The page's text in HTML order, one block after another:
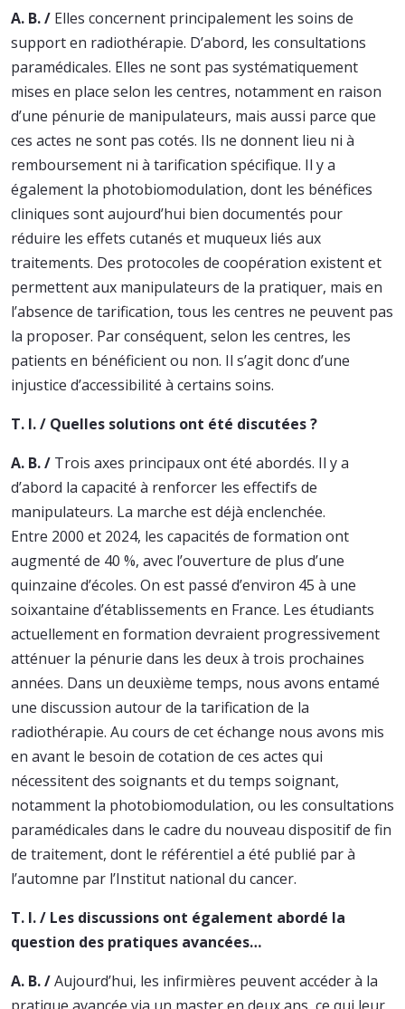
A. B. / Elles concernent principalement les soins de
support en radiothérapie. D’abord, les consultations
paramédicales. Elles ne sont pas systématiquement
mises en place selon les centres, notamment en raison
d’une pénurie de manipulateurs, mais aussi parce que
ces actes ne sont pas cotés. Ils ne donnent lieu ni à
remboursement ni à tarification spécifique. Il y a
également la photobiomodulation, dont les bénéfices
cliniques sont aujourd’hui bien documentés pour
réduire les effets cutanés et muqueux liés aux
traitements. Des protocoles de coopération existent et
permettent aux manipulateurs de la pratiquer, mais en
l’absence de tarification, tous les centres ne peuvent pas
la proposer. Par conséquent, selon les centres, les
patients en bénéficient ou non. Il s’agit donc d’une
injustice d’accessibilité à certains soins.
T. I. / Quelles solutions ont été discutées ?
A. B. / Trois axes principaux ont été abordés. Il y a
d’abord la capacité à renforcer les effectifs de
manipulateurs. La marche est déjà enclenchée.
Entre 2000 et 2024, les capacités de formation ont
augmenté de 40 %, avec l’ouverture de plus d’une
quinzaine d’écoles. On est passé d’environ 45 à une
soixantaine d’établissements en France. Les étudiants
actuellement en formation devraient progressivement
atténuer la pénurie dans les deux à trois prochaines
années. Dans un deuxième temps, nous avons entamé
une discussion autour de la tarification de la
radiothérapie. Au cours de cet échange nous avons mis
en avant le besoin de cotation de ces actes qui
nécessitent des soignants et du temps soignant,
notamment la photobiomodulation, ou les consultations
paramédicales dans le cadre du nouveau dispositif de fin
de traitement, dont le référentiel a été publié par à
l’automne par l’Institut national du cancer.
T. I. / Les discussions ont également abordé la
question des pratiques avancées…
A. B. /Aujourd’hui, les infirmières peuvent accéder à la